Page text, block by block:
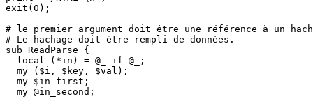
exit(0);
# le premier argument doit être une référence à un
# Le hachage doit être rempli de données.
sub ReadParse {
  local (*in) = @_ if @_;
  my ($i, $key, $val);
  my $in_first;
  my @in_second;